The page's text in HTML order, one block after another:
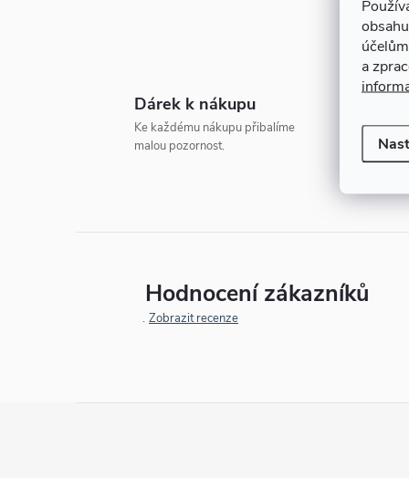
a
Dárek k nákupu
Ke každému nákupu přibalíme
malou pozornost.
Hodnocení zákazníků
Zobrazit recenze